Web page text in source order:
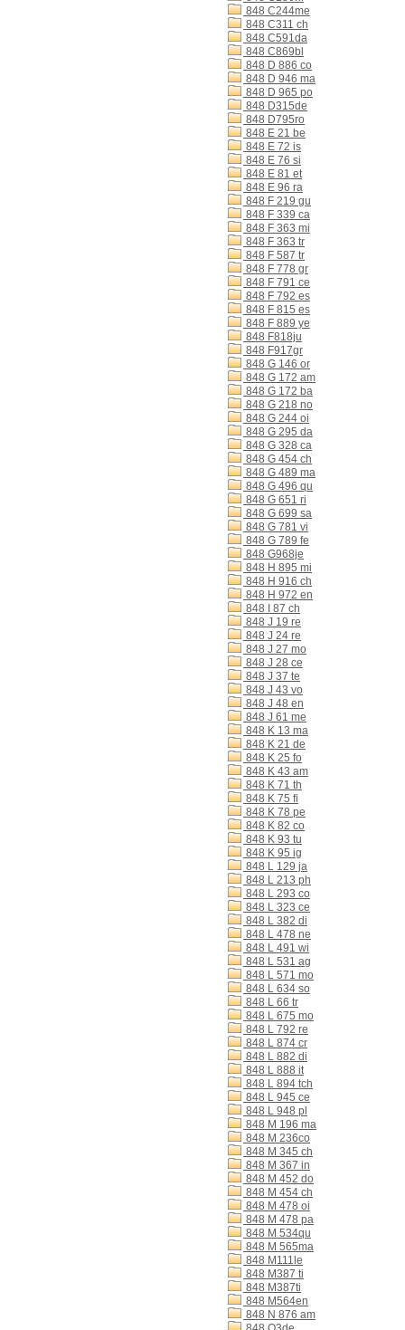
848 C244me
848 C311 ch
848 C591da
848 C869bl
848 D 886 co
848 D 946 ma
848 D 965 po
848 D315de
848 D795ro
848 E 21 be
848 E 72 is
848 E 76 si
848 E 81 et
848 E 96 ra
848 F 219 gu
848 F 339 ca
848 F 363 mi
848 F 363 tr
848 F 587 tr
848 F 778 gr
848 F 791 ce
848 F 792 es
848 F 815 es
848 F 889 ye
848 F818ju
848 F917gr
848 G 146 or
848 G 172 am
848 G 172 ba
848 G 218 no
848 G 244 oi
848 G 295 da
848 G 328 ca
848 G 454 ch
848 G 489 ma
848 G 496 qu
848 G 651 ri
848 G 699 sa
848 G 781 vi
848 G 789 fe
848 G968je
848 H 895 mi
848 H 916 ch
848 H 972 en
848 I 87 ch
848 J 19 re
848 J 24 re
848 J 27 mo
848 J 28 ce
848 J 37 te
848 J 43 vo
848 J 48 en
848 J 61 me
848 K 13 ma
848 K 21 de
848 K 25 fo
848 K 43 am
848 K 71 th
848 K 75 fi
848 K 78 pe
848 K 82 co
848 K 93 tu
848 K 95 ig
848 L 129 ja
848 L 213 ph
848 L 293 co
848 L 323 ce
848 L 382 di
848 L 478 ne
848 L 491 wi
848 L 531 ag
848 L 571 mo
848 L 634 so
848 L 66 tr
848 L 675 mo
848 L 792 re
848 L 874 cr
848 L 882 di
848 L 888 it
848 L 894 tch
848 L 945 ce
848 L 948 pl
848 M 196 ma
848 M 236co
848 M 345 ch
848 M 367 in
848 M 452 do
848 M 454 ch
848 M 478 oi
848 M 478 pa
848 M 534qu
848 M 565ma
848 M111le
848 M387 ti
848 M387ti
848 M564en
848 N 876 am